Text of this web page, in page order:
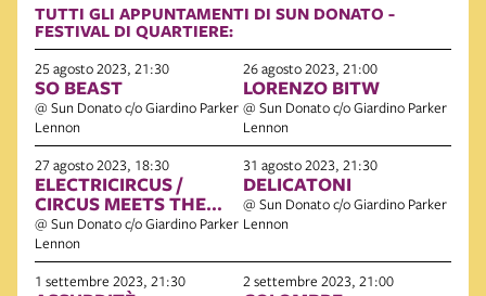
TUTTI GLI APPUNTAMENTI DI SUN DONATO -
FESTIVAL DI QUARTIERE:
25 agosto 2023, 21:30
SO BEAST
@ Sun Donato c/o Giardino Parker
Lennon
26 agosto 2023, 21:00
LORENZO BITW
@ Sun Donato c/o Giardino Parker
Lennon
27 agosto 2023, 18:30
ELECTRICIRCUS /
CIRCUS MEETS THE
DANCEFLOOR CON
VIBRELLA SOUND
@ Sun Donato c/o Giardino Parker
Lennon
31 agosto 2023, 21:30
DELICATONI
@ Sun Donato c/o Giardino Parker
Lennon
1 settembre 2023, 21:30 2 settembre 2023, 21:00